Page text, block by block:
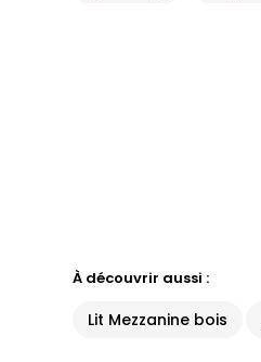
À découvrir aussi :
Lit Mezzanine bois